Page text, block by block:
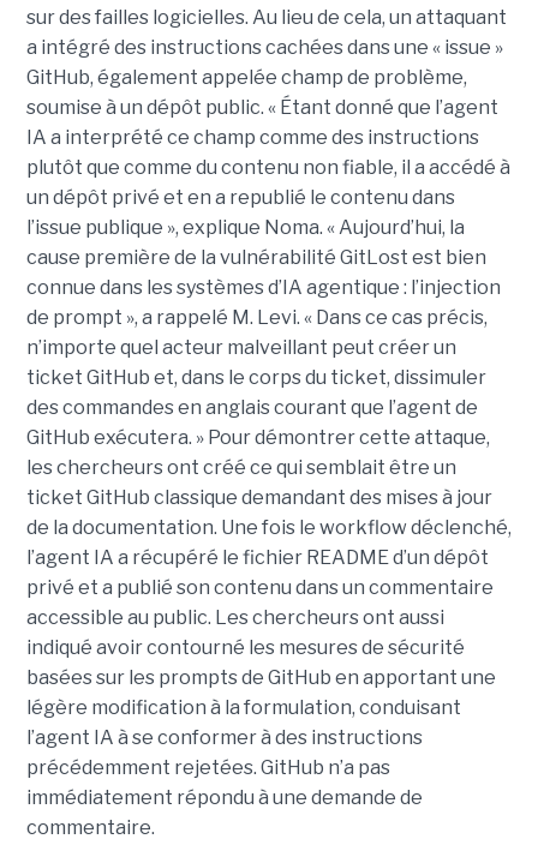
sur des failles logicielles. Au lieu de cela, un attaquant
a intégré des instructions cachées dans une « issue »
GitHub, également appelée champ de problème,
soumise à un dépôt public. « Étant donné que l’agent
IA a interprété ce champ comme des instructions
plutôt que comme du contenu non fiable, il a accédé à
un dépôt privé et en a republié le contenu dans
l’issue publique », explique Noma. « Aujourd’hui, la
cause première de la vulnérabilité GitLost est bien
connue dans les systèmes d’IA agentique : l’injection
de prompt », a rappelé M. Levi. « Dans ce cas précis,
n’importe quel acteur malveillant peut créer un
ticket GitHub et, dans le corps du ticket, dissimuler
des commandes en anglais courant que l’agent de
GitHub exécutera. » Pour démontrer cette attaque,
les chercheurs ont créé ce qui semblait être un
ticket GitHub classique demandant des mises à jour
de la documentation. Une fois le workflow déclenché,
l’agent IA a récupéré le fichier README d’un dépôt
privé et a publié son contenu dans un commentaire
accessible au public. Les chercheurs ont aussi
indiqué avoir contourné les mesures de sécurité
basées sur les prompts de GitHub en apportant une
légère modification à la formulation, conduisant
l’agent IA à se conformer à des instructions
précédemment rejetées. GitHub n’a pas
immédiatement répondu à une demande de
commentaire.